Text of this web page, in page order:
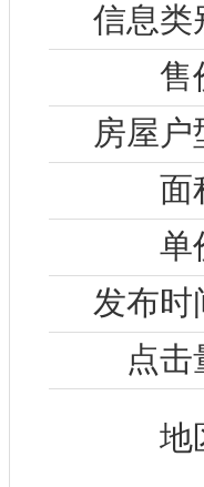
信息类
售
房屋户
面
单
发布时
点击
地